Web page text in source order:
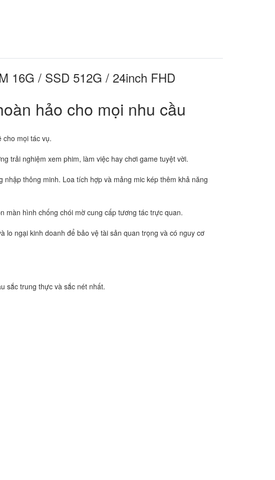
16G / SSD 512G / 24inch FHD
hảo cho mọi nhu cầu
cho mọi tác vụ.
trải nghiệm xem phim, làm việc hay chơi game tuyệt vời.
thông minh. Loa tích hợp và mảng mic kép thêm khả năng
màn hình chống chói mờ cung cấp tương tác trực quan.
lo ngại kinh doanh để bảo vệ tài sản quan trọng và có nguy cơ
sắc trung thực và sắc nét nhất.